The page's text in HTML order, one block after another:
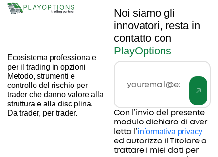
Ecosistema professionale
per il trading in opzioni
Metodo, strumenti e
controllo del rischio per
trader che danno valore alla
struttura e alla disciplina.
Da trader, per trader.
Noi siamo gli
innovatori, resta in
contatto con
PlayOptions
Invia
Con l’invio del presente
modulo dichiaro di aver
letto l’informativa privacy
ed autorizzo il Titolare a
trattare i miei dati per